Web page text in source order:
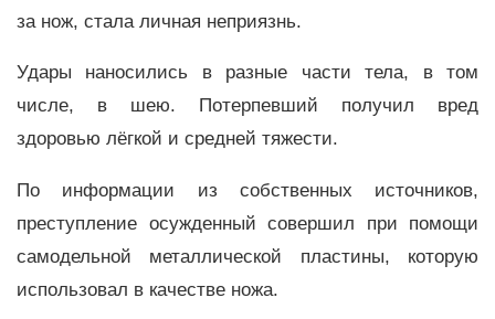
за нож, стала личная неприязнь.
Удары наносились в разные части тела, в том
числе, в шею. Потерпевший получил вред
здоровью лёгкой и средней тяжести.
По информации из собственных источников,
преступление осужденный совершил при помощи
самодельной металлической пластины, которую
использовал в качестве ножа.